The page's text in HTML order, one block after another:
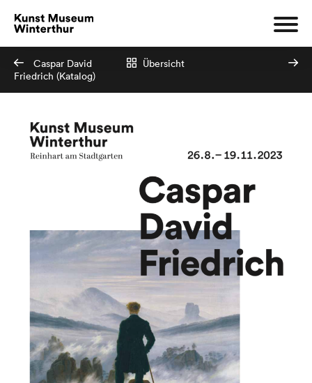
Caspar David
Friedrich (Katalog)
Übersicht